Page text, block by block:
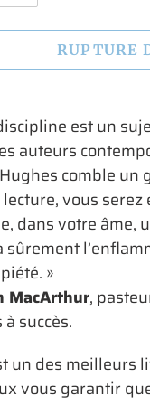
RUPTURE
est un
auteurs
comble un
vous serez
dans votre âme,
sûrement
»
MacArthur,
succès.
un des meilleurs
vous garantir